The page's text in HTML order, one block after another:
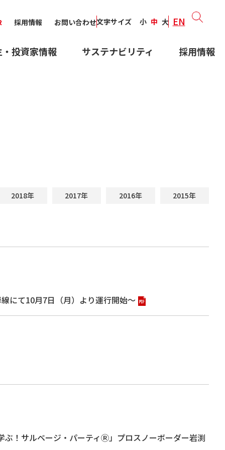
採用情報 お問い合わせ文字サイズ 小 中 大 EN
投資家情報 サステナビリティ 採用情報
2018年 2017年 2016年 2015年
にて10月7日（月）より運行開始～
ぶ！サルベージ・パーティⓇ」プロスノーボーダー岩渕